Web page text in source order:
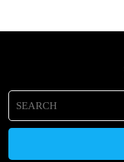
Search
for: